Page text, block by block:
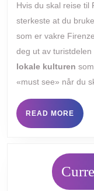
Hvis du skal reise til
sterkeste at du
som er vakre
deg ut av
lokale kulturen
«must see» når du
READ MORE READ
MORE